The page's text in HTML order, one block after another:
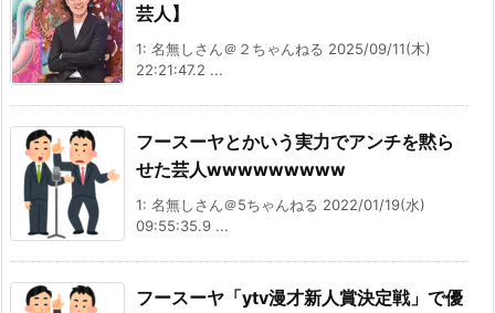
芸人】
1: 名無しさん＠２ちゃんねる 2025/09/11(木)
22:21:47.2 ...
フースーヤとかいう実力でアンチを黙ら
せた芸人wwwwwwwww
1: 名無しさん＠5ちゃんねる 2022/01/19(水)
09:55:35.9 ...
フースーヤ「ytv漫才新人賞決定戦」で優